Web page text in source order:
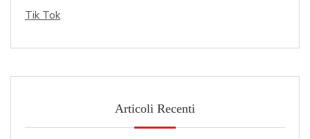
Tik Tok
Articoli Recenti